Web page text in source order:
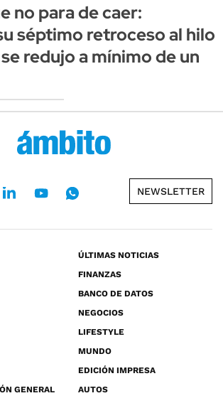
no para de caer:
séptimo retroceso al hilo
redujo a mínimo de un
NEWSLETTER
ÚLTIMAS NOTICIAS
FINANZAS
BANCO DE DATOS
NEGOCIOS
LIFESTYLE
MUNDO
EDICIÓN IMPRESA
GENERAL
AUTOS